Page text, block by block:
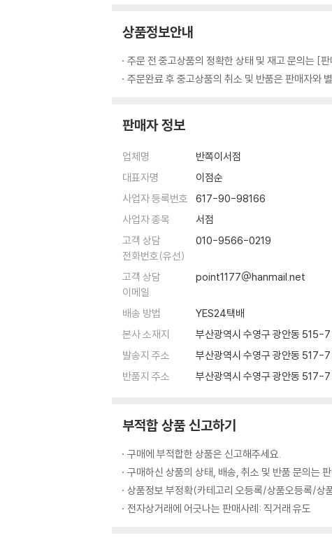
상품정보안내
주문 전 중고상품의 정확한 상태 및 재고 문의는 [
주문완료 후 중고상품의 취소 및 반품은 판매자와
판매자 정보
업체명
반쪽이서점
대표자명
이점순
사업자 등록번호
617-90-98166
사업자 종목
서점
고객 상담
전화번호(유선)
010-9566-0219
고객 상담
이메일
point1177@hanmail.net
배송 방법
YES24택배
본사 소재지
부산광역시 수영구 광안동 515-7
발송지 주소
부산광역시 수영구 광안동 517-
반품지 주소
부산광역시 수영구 광안동 517-
부적합 상품 신고하기
구매에 부적합한 상품은 신고해주세요.
구매하신 상품의 상태, 배송, 취소 및 반품 문의는
상품정보 부정확(카테고리 오등록/상품오등록/상
전자상거래에 어긋나는 판매사례: 직거래 유도